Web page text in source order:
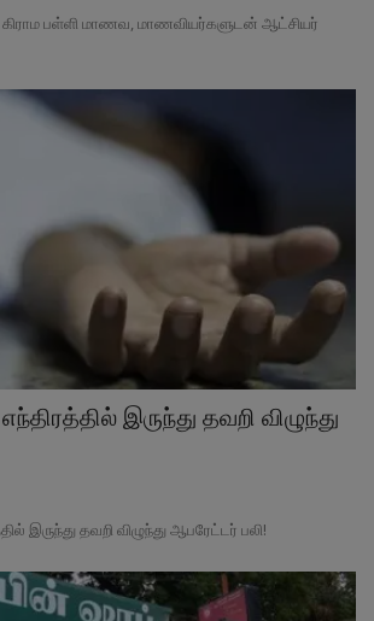
கிராம பள்ளி மாணவ, மாணவிய‌ர்களுடன் ஆட்சியர்
இருந்து தவறி விழுந்து
இருந்து தவறி விழுந்து ஆபரேட்டர் பலி!